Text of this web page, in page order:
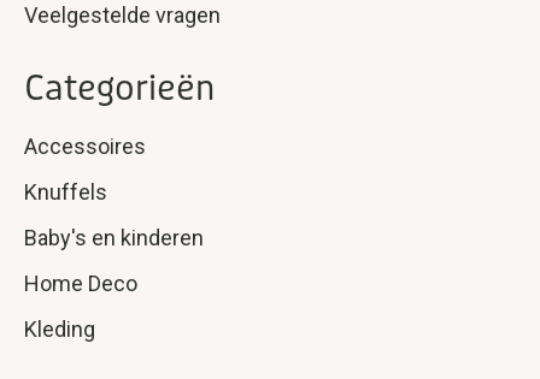
Veelgestelde vragen
Categorieën
Accessoires
Knuffels
Baby's en kinderen
Home Deco
Kleding